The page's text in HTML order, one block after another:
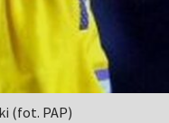
(fot. PAP)